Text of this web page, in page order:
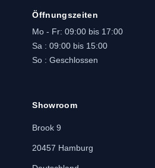
Öffnungszeiten
Mo - Fr: 09:00 bis 17:00
Sa : 09:00 bis 15:00
So : Geschlossen
Showroom
Brook 9
20457 Hamburg